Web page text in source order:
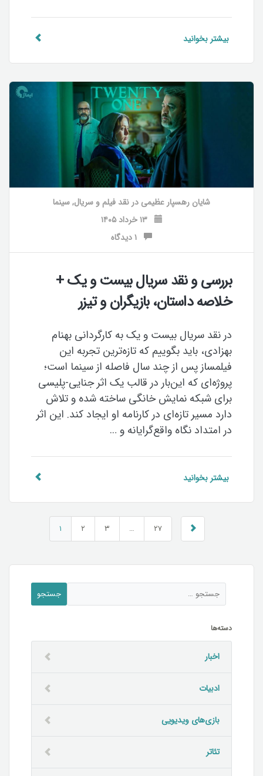
بیشتر بخوانید
شایان رهسپار عظیمی در نقد فیلم و سریال,سینما
۱۳ خرداد ۱۴۰۵
بررسی و نقد سریال بیست و یک +
خلاصه داستان، بازیگران و تیزر
در نقد سریال بیست و یک به کارگردانی بهنام
بهزادی، باید بگوییم که تازه‌ترین تجربه این
فیلمساز پس از چند سال فاصله از سینما است؛
پروژه‌ای که این‌بار در قالب یک اثر جنایی-پلیسی
برای شبکه نمایش خانگی ساخته شده و تلاش
دارد مسیر تازه‌ای در کارنامه او ایجاد کند. این اثر
در امتداد نگاه واقع‌گرایانه و …
بیشتر بخوانید
۱ ۲ ۳ … ۲۷
دسته‌ها
اخبار
ادبیات
بازی‌های ویدیویی
تئاتر